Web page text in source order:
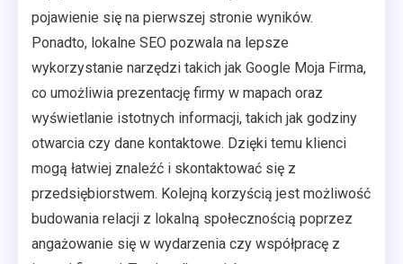
pojawienie się na pierwszej stronie wyników.
Ponadto, lokalne SEO pozwala na lepsze
wykorzystanie narzędzi takich jak Google Moja Firma,
co umożliwia prezentację firmy w mapach oraz
wyświetlanie istotnych informacji, takich jak godziny
otwarcia czy dane kontaktowe. Dzięki temu klienci
mogą łatwiej znaleźć i skontaktować się z
przedsiębiorstwem. Kolejną korzyścią jest możliwość
budowania relacji z lokalną społecznością poprzez
angażowanie się w wydarzenia czy współpracę z